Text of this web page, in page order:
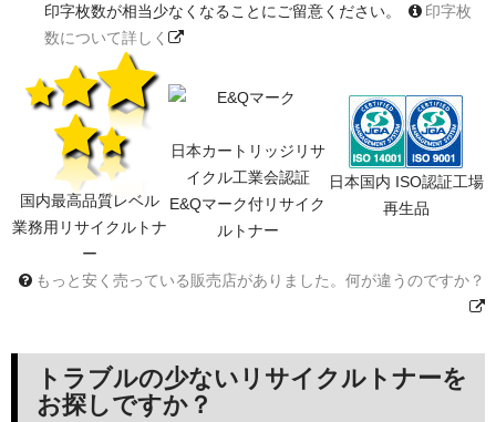
印字枚数が相当少なくなることにご留意ください。
印字枚
数について詳しく
国内最高品質レベル
業務用リサイクルトナ
ー
日本カートリッジリサ
イクル工業会認証
E&Qマーク付リサイク
ルトナー
日本国内 ISO認証工場
再生品
もっと安く売っている販売店がありました。何が違うのですか？
トラブルの少ないリサイクルトナーを
お探しですか？